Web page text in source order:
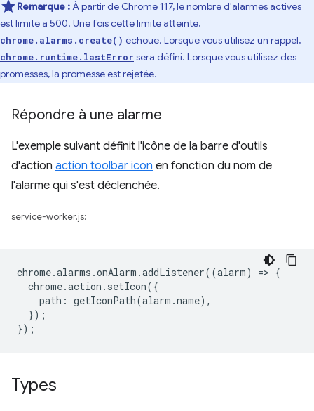
Remarque :À partir de Chrome 117, le nombre d'alarmes actives
est limité à 500. Une fois cette limite atteinte,
chrome.alarms.create() échoue. Lorsque vous utilisez un rappel,
chrome.runtime.lastError sera défini. Lorsque vous utilisez des
promesses, la promesse est rejetée.
Répondre à une alarme
L'exemple suivant définit l'icône de la barre d'outils
d'action action toolbar icon en fonction du nom de
l'alarme qui s'est déclenchée.
service-worker.js:
chrome.alarms .onAlarm .addListener((alarm) => {
chrome.action . setIcon({
path : getIconPath(alarm .name),
});
});
Types